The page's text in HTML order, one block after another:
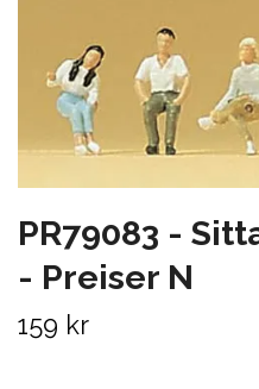
PR79083 -
- Preiser N
159 kr